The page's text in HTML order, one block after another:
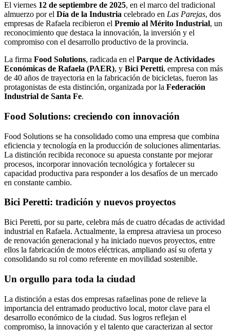
El viernes 12 de septiembre de 2025, en el marco del tradicional
almuerzo por el Día de la Industria celebrado en Las Parejas, dos
empresas de Rafaela recibieron el Premio al Mérito Industrial, un
reconocimiento que destaca la innovación, la inversión y el
compromiso con el desarrollo productivo de la provincia.
La firma Food Solutions, radicada en el Parque de Actividades
Económicas de Rafaela (PAER), y Bici Peretti, empresa con más
de 40 años de trayectoria en la fabricación de bicicletas, fueron las
protagonistas de esta distinción, organizada por la Federación
Industrial de Santa Fe.
Food Solutions: creciendo con innovación
Food Solutions se ha consolidado como una empresa que combina
eficiencia y tecnología en la producción de soluciones alimentarias.
La distinción recibida reconoce su apuesta constante por mejorar
procesos, incorporar innovación tecnológica y fortalecer su
capacidad productiva para responder a los desafíos de un mercado
en constante cambio.
Bici Peretti: tradición y nuevos proyectos
Bici Peretti, por su parte, celebra más de cuatro décadas de actividad
industrial en Rafaela. Actualmente, la empresa atraviesa un proceso
de renovación generacional y ha iniciado nuevos proyectos, entre
ellos la fabricación de motos eléctricas, ampliando así su oferta y
consolidando su rol como referente en movilidad sostenible.
Un orgullo para toda la ciudad
La distinción a estas dos empresas rafaelinas pone de relieve la
importancia del entramado productivo local, motor clave para el
desarrollo económico de la ciudad. Sus logros reflejan el
compromiso, la innovación y el talento que caracterizan al sector